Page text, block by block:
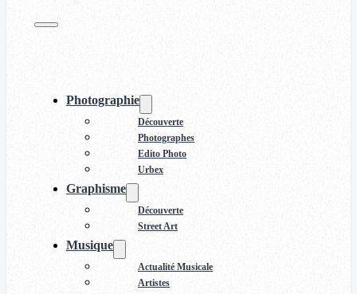
Photographie
Découverte
Photographes
Edito Photo
Urbex
Graphisme
Découverte
Street Art
Musique
Actualité Musicale
Artistes